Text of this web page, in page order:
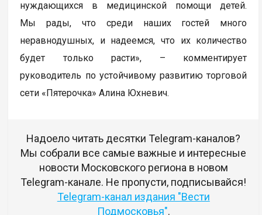
нуждающихся в медицинской помощи детей.
Мы рады, что среди наших гостей много
неравнодушных, и надеемся, что их количество
будет только расти», – комментирует
руководитель по устойчивому развитию торговой
сети «Пятерочка» Алина Юхневич.
Надоело читать десятки Telegram-каналов?
Мы собрали все самые важные и интересные
новости Московского региона в новом
Telegram-канале. Не пропусти, подписывайся!
Telegram-канал издания "Вести
Подмосковья".